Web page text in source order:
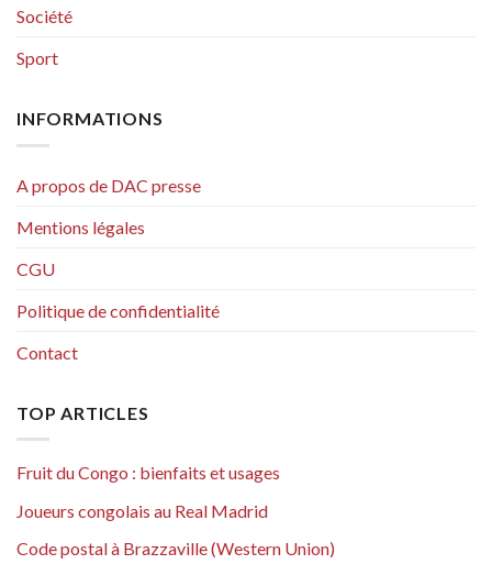
Société
Sport
INFORMATIONS
A propos de DAC presse
Mentions légales
CGU
Politique de confidentialité
Contact
TOP ARTICLES
Fruit du Congo : bienfaits et usages
Joueurs congolais au Real Madrid
Code postal à Brazzaville (Western Union)